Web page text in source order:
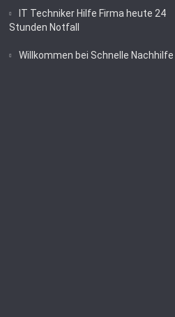
IT Techniker Hilfe Firma heute 24
Stunden Notfall
Willkommen bei Schnelle Nachhilfe